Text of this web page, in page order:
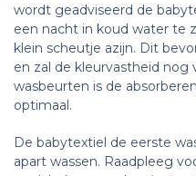
wordt geadviseerd de
een nacht in koud water te
klein scheutje azijn. Dit
en zal de kleurvastheid nog
wasbeurten is de
optimaal.
De babytextiel de eerste
apart wassen. Raadpleeg